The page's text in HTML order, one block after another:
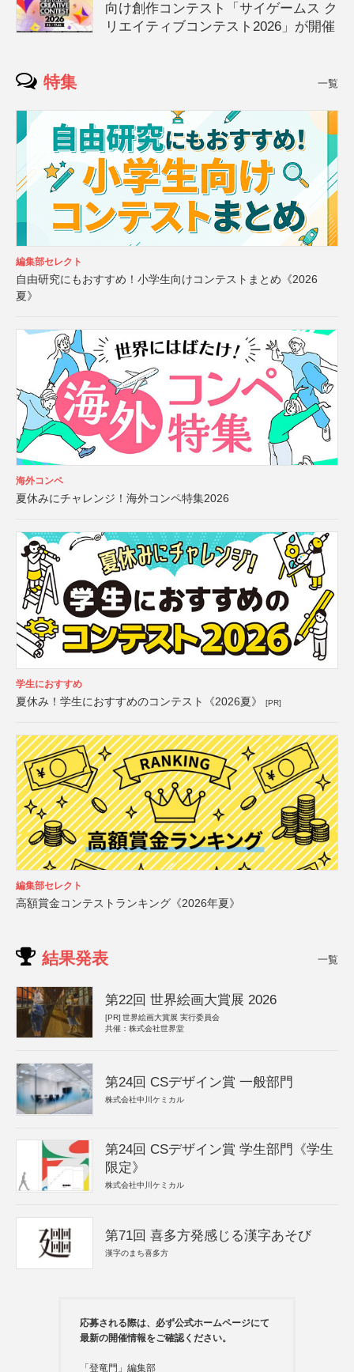
向け創作コンテスト「サイゲームス ク
リエイティブコンテスト2026」が開催
特集 一覧
編集部セレクト
自由研究にもおすすめ！小学生向けコンテストまとめ《2026
夏》
海外コンペ
夏休みにチャレンジ！海外コンペ特集2026
学生におすすめ
夏休み！学生におすすめのコンテスト《2026夏》 [PR]
編集部セレクト
高額賞金コンテストランキング《2026年夏》
結果発表 一覧
第22回 世界絵画大賞展 2026
[PR] 世界絵画大賞展 実行委員会
共催：株式会社世界堂
第24回 CSデザイン賞 一般部門
株式会社中川ケミカル
第24回 CSデザイン賞 学生部門《学生
限定》
株式会社中川ケミカル
第71回 喜多方発感じる漢字あそび
漢字のまち喜多方
応募される際は、必ず公式ホームページにて
最新の開催情報をご確認ください。
「登竜門」編集部